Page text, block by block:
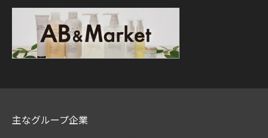
主なグループ企業